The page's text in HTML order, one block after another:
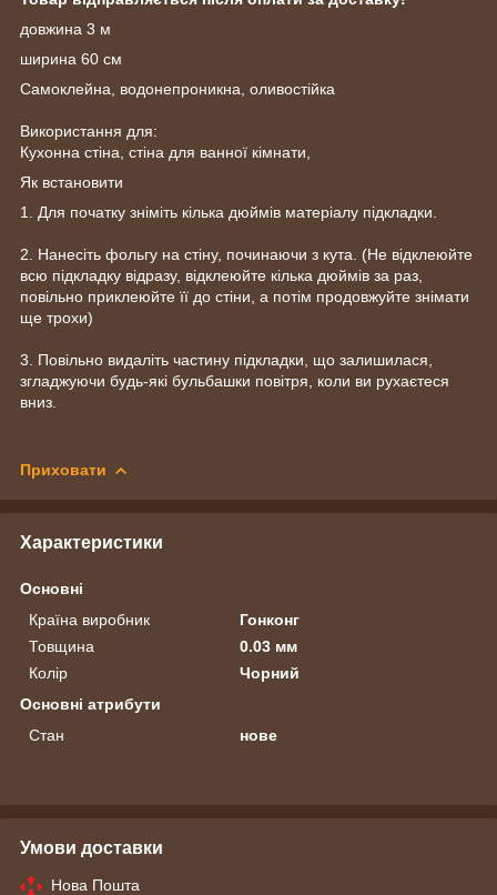
довжина 3 м
ширина 60 см
Самоклейна, водонепроникна, оливостійка
Використання для:
Кухонна стіна, стіна для ванної кімнати,
Як встановити
1. Для початку зніміть кілька дюймів матеріалу підкладки.
2. Нанесіть фольгу на стіну, починаючи з кута. (Не відклеюйте
всю підкладку відразу, відклеюйте кілька дюймів за раз,
повільно приклеюйте її до стіни, а потім продовжуйте знімати
ще трохи)
3. Повільно видаліть частину підкладки, що залишилася,
згладжуючи будь-які бульбашки повітря, коли ви рухаєтеся
вниз.
Приховати
Характеристики
Основні
Країна виробник
Гонконг
Товщина
0.03 мм
Колір
Чорний
Основні атрибути
Стан
нове
Умови доставки
Нова Пошта